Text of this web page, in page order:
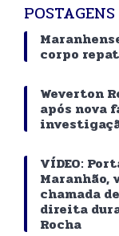
corpo
Weverton
após nova
VÍDEO:
Maranhão,
chamada
direita
Rocha